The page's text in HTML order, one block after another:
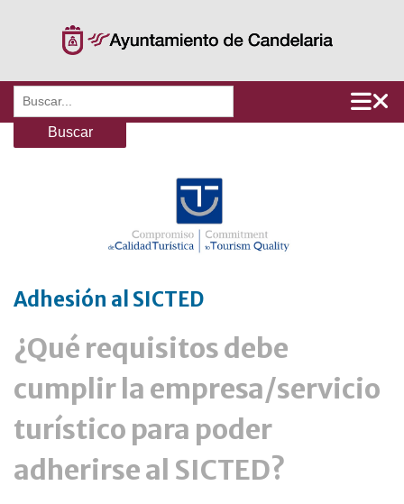
Buscar:
Adhesión al SICTED
¿Qué requisitos debe
cumplir la empresa/servicio
turístico para poder
adherirse al SICTED?